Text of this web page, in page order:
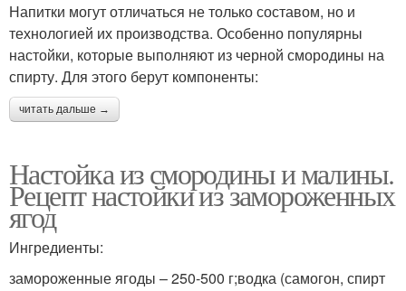
Наливка в домашних
условиях
Напитки могут отличаться не только составом, но и
технологией их производства. Особенно популярны
настойки, которые выполняют из черной смородины на
спирту. Для этого берут компоненты:
читать дальше →
Настойка из смородины и малины.
Рецепт настойки из замороженных
ягод
Ингредиенты:
замороженные ягоды – 250-500 г;водка (самогон, спирт